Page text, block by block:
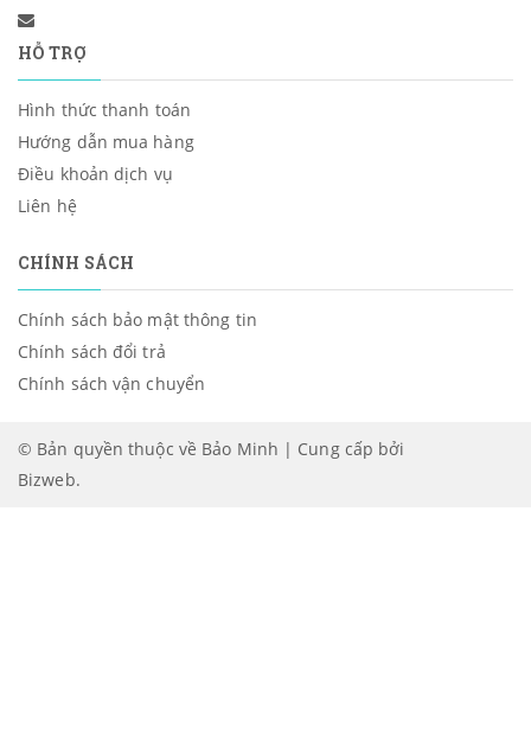
HỖ TRỢ
Hình thức thanh toán
Hướng dẫn mua hàng
Điều khoản dịch vụ
Liên hệ
CHÍNH SÁCH
Chính sách bảo mật thông tin
Chính sách đổi trả
Chính sách vận chuyển
© Bản quyền thuộc về Bảo Minh | Cung cấp bởi
Bizweb.